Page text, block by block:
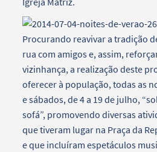
Procurando reavivar a tradição
rua com amigos e, assim,
vizinhança, a realização deste
oferecer à população, todas as
e sábados, de 4 a 19 de julho,
sofá”, promovendo diversas
que tiveram lugar na Praça da
e que incluíram espetáculos